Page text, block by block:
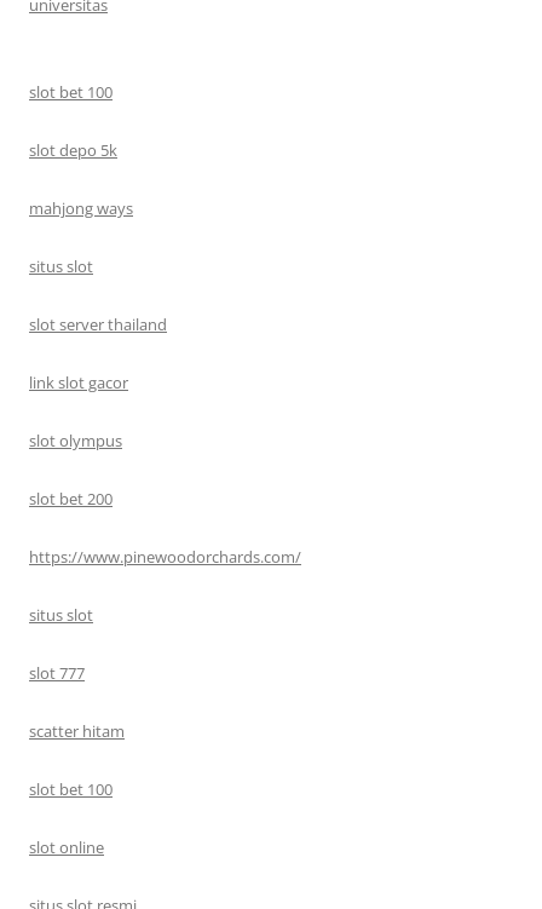
universitas
slot bet 100
slot depo 5k
mahjong ways
situs slot
slot server thailand
link slot gacor
slot olympus
slot bet 200
https://www.pinewoodorchards.com/
situs slot
slot 777
scatter hitam
slot bet 100
slot online